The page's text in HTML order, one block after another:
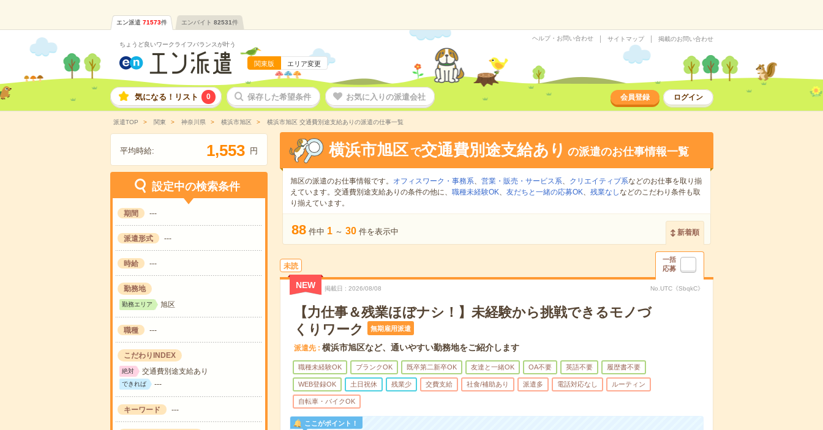
エン派遣 71573件 エンバイト 82531件
ちょうど良いワークライフバランスが叶う
関東版 エリア変更
ヘルプ・お問い合わせ サイトマップ 掲載のお問い合わせ
気になる！リスト 0 保存した希望条件 お気に入りの派遣会社 会員登録 ログイン
派遣TOP 関東 神奈川県 横浜市旭区 横浜市旭区 交通費別途支給ありの派遣の仕事一覧
平均時給: 1,553 円
設定中の検索条件
期間 ---
派遣形式 ---
時給 ---
勤務地
勤務エリア 旭区
職種 ---
こだわりINDEX
絶対 交通費別途支給あり
できれば ---
キーワード ---
横浜市旭区 で交通費別途支給あり の派遣のお仕事情報一覧
旭区の派遣のお仕事情報です。 オフィスワーク・事務系、 営業・販売・サービス系、 クリエイティブ系などのお仕事を取り揃
えています。交通費別途支給ありの条件の他に、 職種未経験OK、 友だちと一緒の応募OK、 残業なしなどのこだわり条件も取
り揃えています。
88 件中 1 ～ 30 件を表示中 新着順
未読
一括
応募
NEW 掲載日 2026/08/08 No.UTC《SbqkC》
【力仕事＆残業ほぼナシ！】未経験から挑戦できるモノづ
くりワーク
無期雇用派遣
派遣先 横浜市旭区など、通いやすい勤務地をご紹介します
職種未経験OK ブランクOK 既卒第二新卒OK 友達と一緒OK OA不要 英語不要 履歴書不要
WEB登録OK 土日祝休 残業少 交費支給 社食/補助あり 派遣多 電話対応なし ルーティン
自転車・バイクOK
ここがポイント！